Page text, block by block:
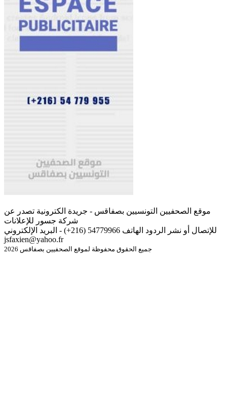
موقع الصحفيين التونسيين بصفاقس - جريدة الكترونية تصدر عن
شركة جسور للإعلانات
للإتصال أو نشر الردود الهاتف 54779966 (216+) - البريد الإلكتروني
jsfaxien@yahoo.fr
جميع الحقوق محفوظة لموقع الصحفيين بصفاقس 2026